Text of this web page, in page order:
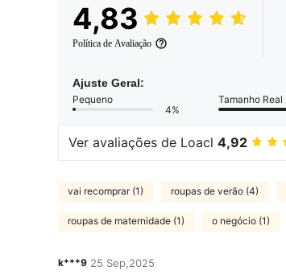
4,83
Política de Avaliação
Ajuste Geral:
Pequeno
4%
Tamanho Real
Ver avaliações de Loacl 4,92
vai recomprar (1) roupas de verão (4)
roupas de maternidade (1) o negócio (1)
k***9 25 Sep,2025